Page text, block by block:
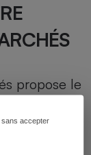
sans accepter
propose le